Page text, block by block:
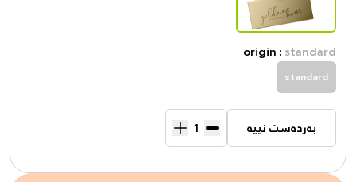
origin :standard
standard
بەردەست نییە